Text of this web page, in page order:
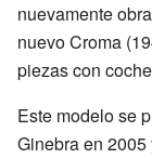
nuevamente
nuevo Croma
piezas con
Este modelo se
Ginebra en